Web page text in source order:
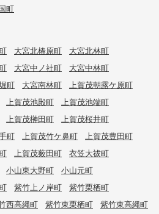
町
大宮北椿原町
大宮北林町
大宮中ノ社町
大宮中林町
町 大宮南林町
上賀茂朝露ケ原町
上賀茂池殿町
上賀茂池端町
上賀茂榊田町
上賀茂桜井町
町 上賀茂竹ケ鼻町
上賀茂豊田町
上賀茂薮田町
衣笠大祓町
小山東大野町
小山元町
紫竹上ノ岸町
紫竹栗栖町
西高縄町 紫竹東栗栖町
紫竹東高縄町